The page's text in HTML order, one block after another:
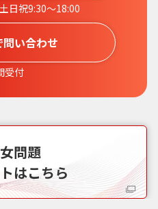
日祝9:30〜18:00
い合わせ
受付
問題
はこちら